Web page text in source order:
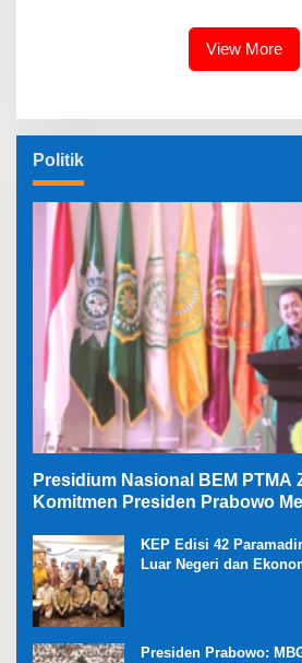
View More
Politik
Presidium Nasional BEM PTMA
Komitmen Presiden Prabowo
KEP Edisi 42
Luar Negeri dan
Presiden Prabowo: